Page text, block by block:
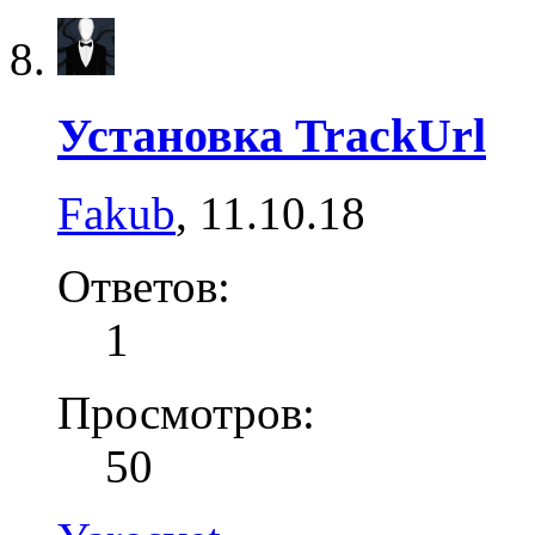
Установка TrackUrl
Fakub, 11.10.18
Ответов:
1
Просмотров:
50